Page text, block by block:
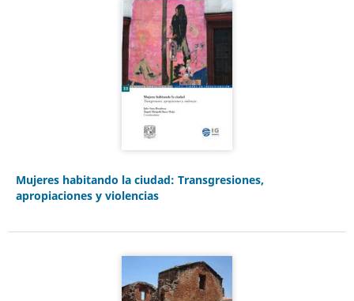
Mujeres habitando la ciudad: Transgresiones,
apropiaciones y violencias